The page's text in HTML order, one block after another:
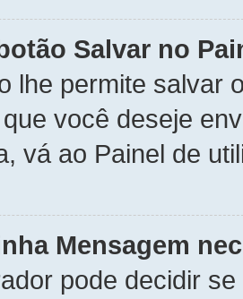
Salvar no
lhe permite salvar
você deseje
vá ao Painel de
Mensagem
pode decidir